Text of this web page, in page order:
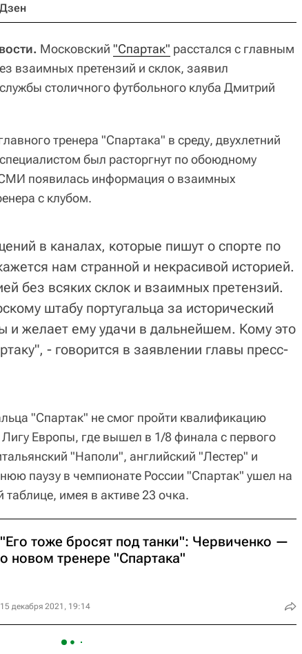
Дзен
Московский "Спартак" расстался с главным
взаимных претензий и склок, заявил
столичного футбольного клуба Дмитрий
тренера "Спартака" в среду, двухлетний
был расторгнут по обоюдному
появилась информация о взаимных
с клубом.
в каналах, которые пишут о спорте по
нам странной и некрасивой историей.
без всяких склок и взаимных претензий.
штабу португальца за исторический
и желает ему удачи в дальнейшем. Кому это
- говорится в заявлении главы пресс-
"Спартак" не смог пройти квалификацию
Европы, где вышел в 1/8 финала с первого
"Наполи", английский "Лестер" и
паузу в чемпионате России "Спартак" ушел на
таблице, имея в активе 23 очка.
"Его тоже бросят под танки": Червиченко —
о новом тренере "Спартака"
15 декабря 2021, 19:14